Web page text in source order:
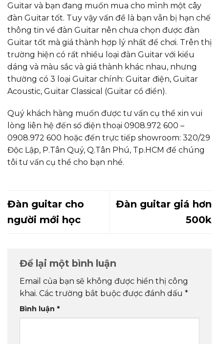
Guitar và bạn đang muốn mua cho mình một cây
đàn Guitar tốt. Tuy vậy vấn đề là bạn vẫn bị hạn chế
thông tin về đàn Guitar nên chưa chọn được đàn
Guitar tốt mà giá thành hợp lý nhất để chơi. Trên thị
trường hiện có rất nhiều loại đàn Guitar với kiểu
dáng và màu sắc và giá thành khác nhau, nhưng
thường có 3 loại Guitar chính: Guitar điện, Guitar
Acoustic, Guitar Classical (Guitar cổ điển).
Quý khách hàng muốn được tư vấn cụ thể xin vui
lòng liên hệ đến số điện thoại 0908.972 600 –
0908.972 600 hoặc đến trực tiếp showroom: 320/29
Độc Lập, P.Tân Quý, Q.Tân Phú, Tp.HCM để chúng
tôi tư vấn cụ thể cho bạn nhé.
Đàn guitar cho
người mới học
Đàn guitar giá hơn
500k
Để lại một bình luận
Email của bạn sẽ không được hiển thị công
khai. Các trường bắt buộc được đánh dấu *
Bình luận *